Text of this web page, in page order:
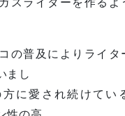
の普及によりライタ
まし
に愛され続けてい